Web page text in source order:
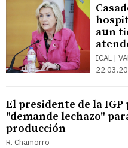
aun
ICAL |
El presidente de la
"demande lechazo"
producción
R. Chamorro